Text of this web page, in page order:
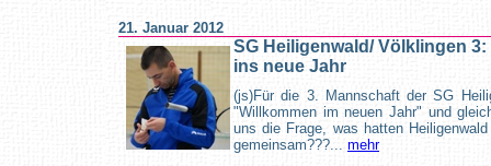
21. Januar 2012
SG Heiligenwald/ Völklingen
ins neue Jahr
(js)Für die 3. Mannschaft der SG
"Willkommen im neuen Jahr" und
uns die Frage, was hatten
gemeinsam???... mehr